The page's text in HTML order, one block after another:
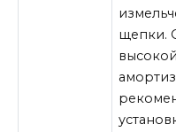
щепки.
высокой